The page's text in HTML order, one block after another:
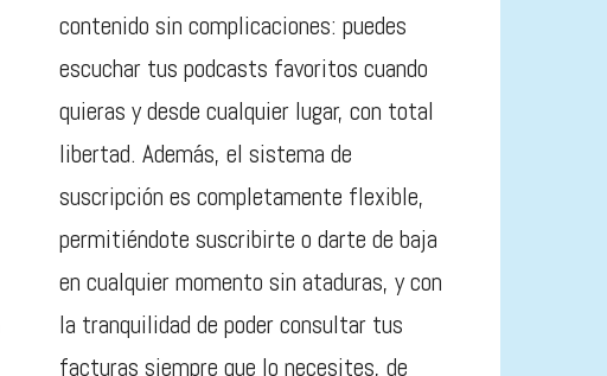
contenido sin complicaciones: puedes
escuchar tus podcasts favoritos cuando
quieras y desde cualquier lugar, con total
libertad. Además, el sistema de
suscripción es completamente flexible,
permitiéndote suscribirte o darte de baja
en cualquier momento sin ataduras, y con
la tranquilidad de poder consultar tus
facturas siempre que lo necesites, de